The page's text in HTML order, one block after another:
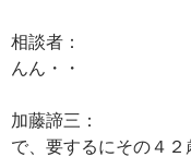
相談者：
んん・・
加藤諦三：
で、要するにその４２